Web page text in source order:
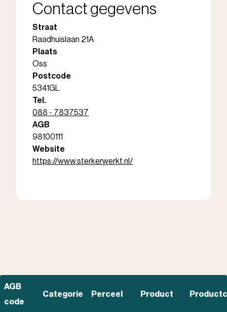
Contact gegevens
Straat
Raadhuislaan 21A
Plaats
Oss
Postcode
5341GL
Tel.
088 - 7837537
AGB
98100111
Website
https://www.sterkerwerkt.nl/
AGB
code
Categorie Perceel Product